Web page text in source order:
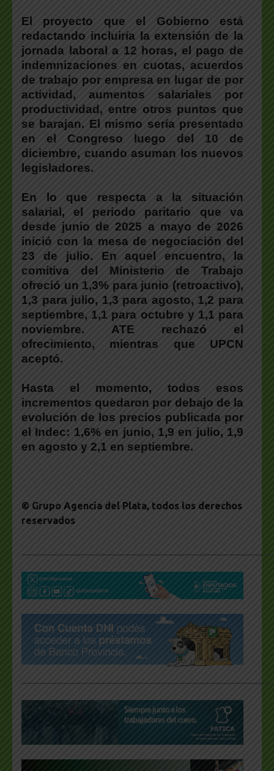
El proyecto que el Gobierno está
redactando incluiría la extensión de la
jornada laboral a 12 horas, el pago de
indemnizaciones en cuotas, acuerdos
de trabajo por empresa en lugar de por
actividad, aumentos salariales por
productividad, entre otros puntos que
se barajan. El mismo sería presentado
en el Congreso luego del 10 de
diciembre, cuando asuman los nuevos
legisladores.
En lo que respecta a la situación
salarial, el periodo paritario que va
desde junio de 2025 a mayo de 2026
inició con la mesa de negociación del
23 de julio. En aquel encuentro, la
comitiva del Ministerio de Trabajo
ofreció un 1,3% para junio (retroactivo),
1,3 para julio, 1,3 para agosto, 1,2 para
septiembre, 1,1 para octubre y 1,1 para
noviembre. ATE rechazó el
ofrecimiento, mientras que UPCN
aceptó.
Hasta el momento, todos esos
incrementos quedaron por debajo de la
evolución de los precios publicada por
el Indec: 1,6% en junio, 1,9 en julio, 1,9
en agosto y 2,1 en septiembre.
© Grupo Agencia del Plata, todos los derechos
reservados